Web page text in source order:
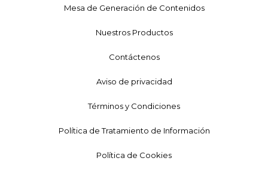
Mesa de Generación de Contenidos
Nuestros Productos
Contáctenos
Aviso de privacidad
Términos y Condiciones
Política de Tratamiento de Información
Política de Cookies